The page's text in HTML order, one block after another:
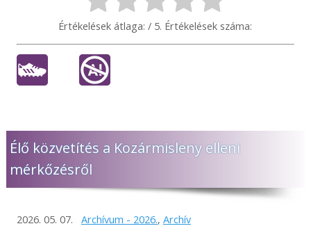
Értékelések átlaga:/ 5. Értékelések száma:
Élő közvetítés a Kozármisleny elleni
mérkőzésről
2026. 05. 07. Archívum - 2026., Archív